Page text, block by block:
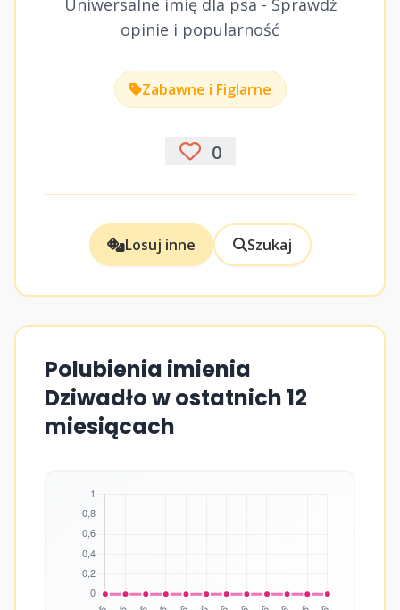
Uniwersalne imię dla psa - Sprawdź
opinie i popularność
Zabawne i Figlarne
0
Losuj inne Szukaj
Polubienia imienia
Dziwadło w ostatnich 12
miesiącach